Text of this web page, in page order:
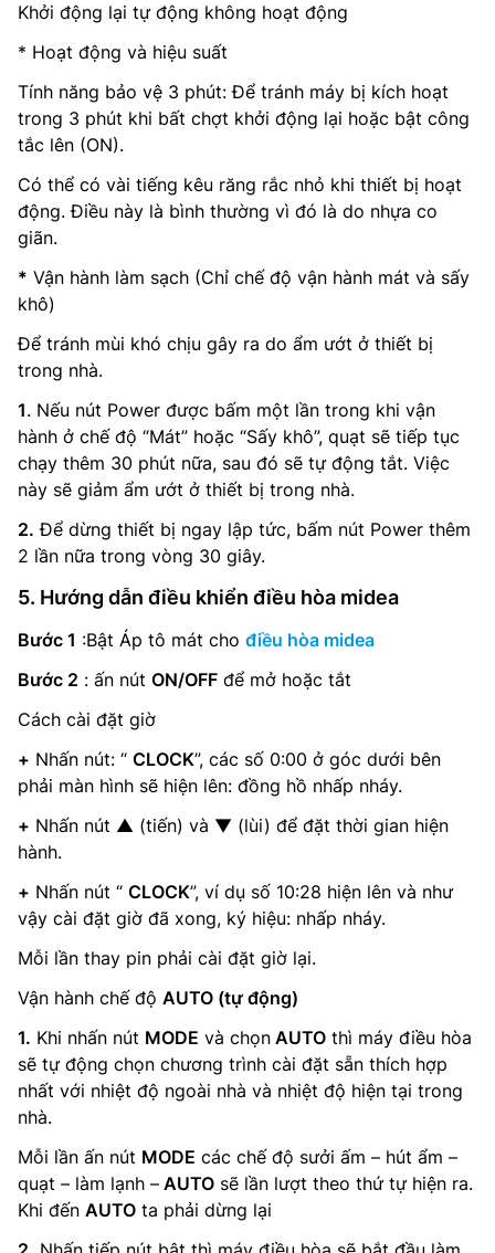
Khởi động lại tự động không hoạt động
* Hoạt động và hiệu suất
Tính năng bảo vệ 3 phút: Để tránh máy bị kích hoạt
trong 3 phút khi bất chợt khởi động lại hoặc bật công
tắc lên (ON).
Có thể có vài tiếng kêu răng rắc nhỏ khi thiết bị hoạt
động. Điều này là bình thường vì đó là do nhựa co
giãn.
* Vận hành làm sạch (Chỉ chế độ vận hành mát và sấy
khô)
Để tránh mùi khó chịu gây ra do ẩm ướt ở thiết bị
trong nhà.
1. Nếu nút Power được bấm một lần trong khi vận
hành ở chế độ “Mát” hoặc “Sấy khô”, quạt sẽ tiếp tục
chạy thêm 30 phút nữa, sau đó sẽ tự động tắt. Việc
này sẽ giảm ẩm ướt ở thiết bị trong nhà.
2. Để dừng thiết bị ngay lập tức, bấm nút Power thêm
2 lần nữa trong vòng 30 giây.
5. Hướng dẫn điều khiển điều hòa midea
Bước 1 :Bật Áp tô mát cho điều hòa midea
Bước 2 : ấn nút ON/OFF để mở hoặc tắt
Cách cài đặt giờ
+ Nhấn nút: “ CLOCK”, các số 0:00 ở góc dưới bên
phải màn hình sẽ hiện lên: đồng hồ nhấp nháy.
+ Nhấn nút ▲ (tiến) và ▼ (lùi) để đặt thời gian hiện
hành.
+ Nhấn nút “ CLOCK”, ví dụ số 10:28 hiện lên và như
vậy cài đặt giờ đã xong, ký hiệu: nhấp nháy.
Mỗi lần thay pin phải cài đặt giờ lại.
Vận hành chế độ AUTO (tự động)
1. Khi nhấn nút MODE và chọn AUTO thì máy điều hòa
sẽ tự động chọn chương trình cài đặt sẵn thích hợp
nhất với nhiệt độ ngoài nhà và nhiệt độ hiện tại trong
nhà.
Mỗi lần ấn nút MODE các chế độ sưởi ấm – hút ẩm –
quạt – làm lạnh – AUTO sẽ lần lượt theo thứ tự hiện ra.
Khi đến AUTO ta phải dừng lại